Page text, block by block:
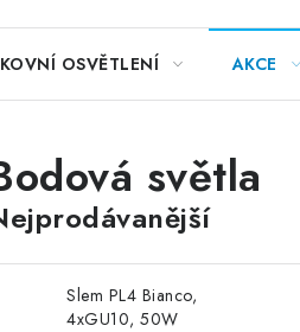
OSVĚTLENÍ AKCE
světla
Slem PL4 Bianco,
4xGU10, 50W